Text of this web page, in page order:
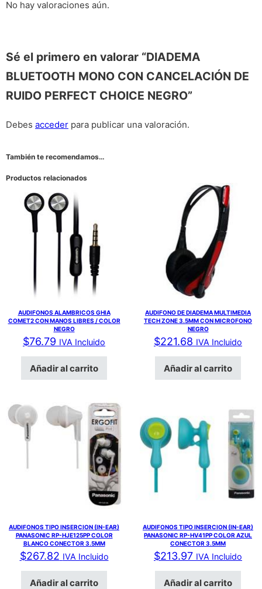
No hay valoraciones aún.
Sé el primero en valorar “DIADEMA
BLUETOOTH MONO CON CANCELACIÓN DE
RUIDO PERFECT CHOICE NEGRO”
Debes acceder para publicar una valoración.
También te recomendamos…
Productos relacionados
AUDIFONOS ALAMBRICOS GHIA
COMET2 CON MANOS LIBRES / COLOR
NEGRO
$76.79 IVA Incluido
Añadir al carrito
AUDIFONO DE DIADEMA MULTIMEDIA
TECH ZONE 3.5MM CON MICROFONO
NEGRO
$221.68 IVA Incluido
Añadir al carrito
AUDIFONOS TIPO INSERCION (IN-EAR)
PANASONIC RP-HJE125PP COLOR
BLANCO CONECTOR 3.5MM
$267.82 IVA Incluido
Añadir al carrito
AUDIFONOS TIPO INSERCION (IN-EAR)
PANASONIC RP-HV41PP COLOR AZUL
CONECTOR 3.5MM
$213.97 IVA Incluido
Añadir al carrito